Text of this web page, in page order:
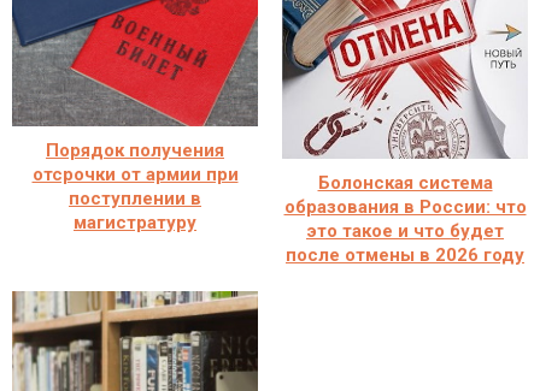
Порядок получения
отсрочки от армии при
поступлении в
магистратуру
Болонская система
образования в России: что
это такое и что будет
после отмены в 2026 году